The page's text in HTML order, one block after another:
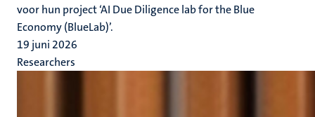
voor hun project ‘AI Due Diligence lab for the Blue
Economy (BlueLab)’.
19 juni 2026
Researchers